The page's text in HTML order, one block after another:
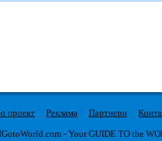
проект Реклама Партнери
- Your GUIDE TO the